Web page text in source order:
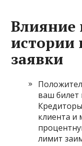
Влияние
истории
заявки
ваш билет
клиента и
лимит